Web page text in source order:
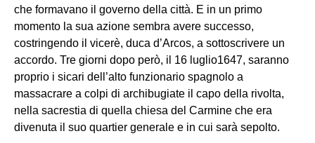
che formavano il governo della città. E in un primo
momento la sua azione sembra avere successo,
costringendo il vicerè, duca d’Arcos, a sottoscrivere un
accordo. Tre giorni dopo però, il 16 luglio1647, saranno
proprio i sicari dell’alto funzionario spagnolo a
massacrare a colpi di archibugiate il capo della rivolta,
nella sacrestia di quella chiesa del Carmine che era
divenuta il suo quartier generale e in cui sarà sepolto.